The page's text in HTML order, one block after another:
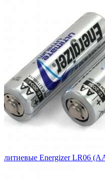
литиевые Energizer LR06